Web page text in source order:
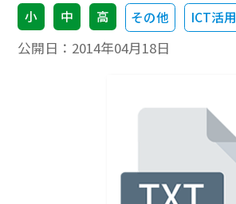
小 中 高 その他 ICT活用
公開日： 2014年04月18日